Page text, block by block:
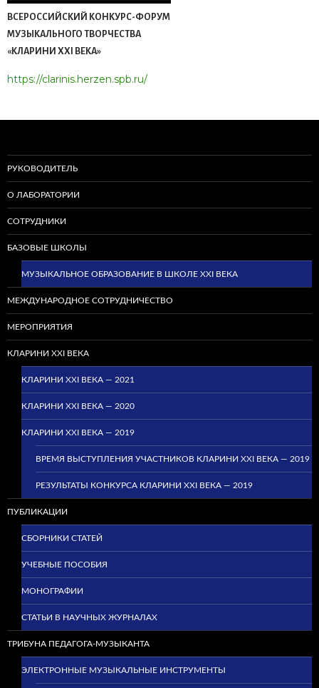
ВСЕРОССИЙСКИЙ КОНКУРС-ФОРУМ
МУЗЫКАЛЬНОГО ТВОРЧЕСТВА
«КЛАРИНИ XXI ВЕКА»
https://clarinis.herzen.spb.ru/
РУКОВОДИТЕЛЬ
О ЛАБОРАТОРИИ
СОТРУДНИКИ
БАЗОВЫЕ ШКОЛЫ
МУЗЫКАЛЬНОЕ ОБРАЗОВАНИЕ В ШКОЛЕ XXI ВЕКА
МЕЖДУНАРОДНОЕ СОТРУДНИЧЕСТВО
МЕРОПРИЯТИЯ
КЛАРИНИ XXI ВЕКА
КЛАРИНИ XXI ВЕКА — 2021
КЛАРИНИ XXI ВЕКА — 2020
КЛАРИНИ XXI ВЕКА — 2019
ВРЕМЯ ВЫСТУПЛЕНИЯ УЧАСТНИКОВ КЛАРИНИ XXI ВЕКА — 2019
РЕЗУЛЬТАТЫ КОНКУРСА КЛАРИНИ XXI ВЕКА — 2019
ПУБЛИКАЦИИ
СБОРНИКИ СТАТЕЙ
УЧЕБНЫЕ ПОСОБИЯ
МОНОГРАФИИ
СТАТЬИ В НАУЧНЫХ ЖУРНАЛАХ
ТРИБУНА ПЕДАГОГА-МУЗЫКАНТА
ЭЛЕКТРОННЫЕ МУЗЫКАЛЬНЫЕ ИНСТРУМЕНТЫ